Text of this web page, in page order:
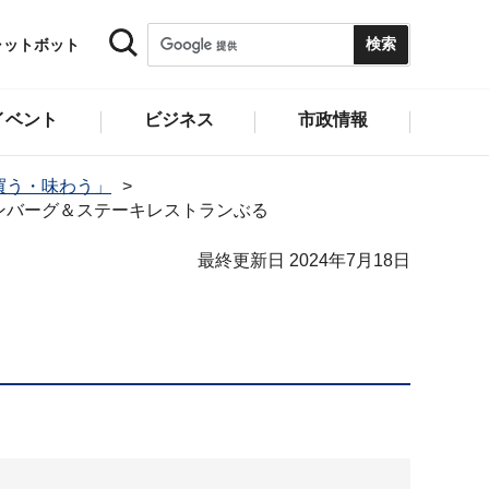
トボット
ント ビジネス 市政情報
・味わう」
バーグ＆ステーキレストランぶる
最終更新日 2024年7月18日